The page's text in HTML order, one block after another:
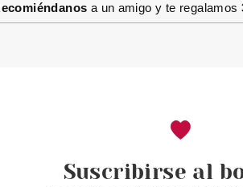
Pvr 3.39€
a un amigo y te regalamos
Suscribirse al